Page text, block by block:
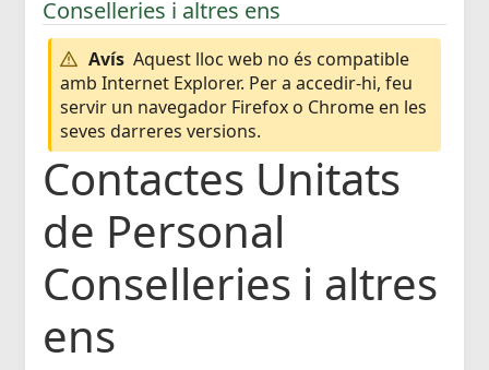
Conselleries i altres ens
Avís Aquest lloc web no és compatible
amb Internet Explorer. Per a accedir-hi, feu
servir un navegador Firefox o Chrome en les
seves darreres versions.
Contactes Unitats
de Personal
Conselleries i altres
ens